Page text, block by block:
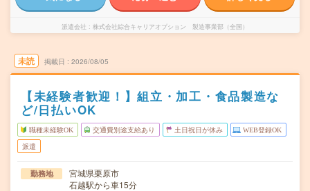
派遣会社 株式会社綜合キャリアオプション 製造事業部（全国）
未読 掲載日 2026/08/05
【未経験者歓迎！】組立・加工・食品製造な
ど/日払いOK
職種未経験OK 交通費別途支給あり 土日祝日が休み WEB登録OK
派遣
勤務地
宮城県栗原市
石越駅から車15分